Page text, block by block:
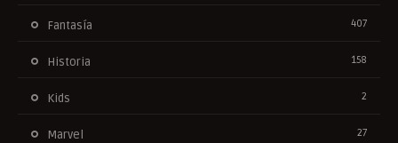
Fantasía 407
Historia 158
Kids 2
Marvel 27